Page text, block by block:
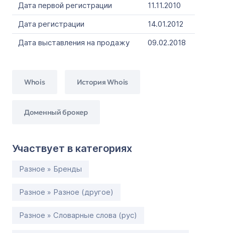
Дата первой регистрации
11.11.2010
Дата регистрации
14.01.2012
Дата выставления на продажу
09.02.2018
Whois История Whois
Доменный брокер
Участвует в категориях
Разное » Бренды
Разное » Разное (другое)
Разное » Словарные слова (рус)